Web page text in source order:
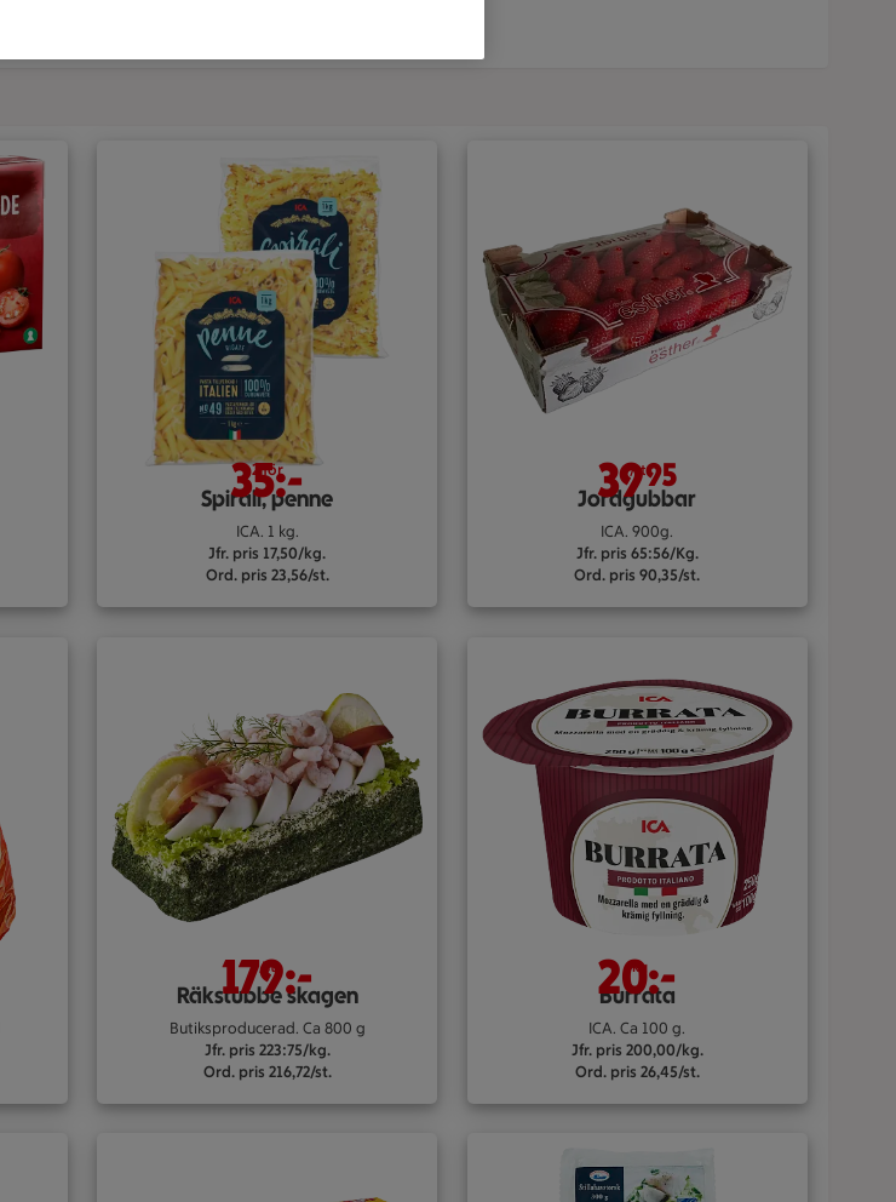
35:-
2 för
Spirali, penne
ICA. 1 kg.
Jfr. pris 17,50/kg.
Ord. pris 23,56/st.
3995
/st
Jordgubbar
ICA. 900g.
Jfr. pris 65:56/Kg.
Ord. pris 90,35/st.
179:-
/st
Räkstubbe skagen
Butiksproducerad. Ca 800 g
Jfr. pris 223:75/kg.
Ord. pris 216,72/st.
20:-
/kg
Burrata
ICA. Ca 100 g.
Jfr. pris 200,00/kg.
Ord. pris 26,45/st.